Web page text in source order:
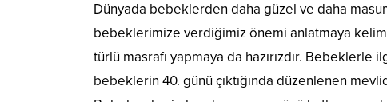
Dünyada bebeklerden daha güzel ve daha
bebeklerimize verdiğimiz önemi anlatmaya
türlü masrafı yapmaya da hazırızdır.
bebeklerin 40. günü çıktığında düzenlenen